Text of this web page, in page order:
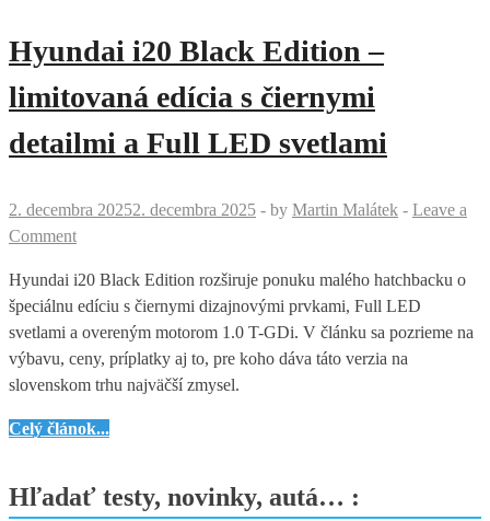
Hyundai i20 Black Edition –
limitovaná edícia s čiernymi
detailmi a Full LED svetlami
2. decembra 20252. decembra 2025 - by Martin Malátek - Leave a
Comment
Hyundai i20 Black Edition rozširuje ponuku malého hatchbacku o
špeciálnu edíciu s čiernymi dizajnovými prvkami, Full LED
svetlami a overeným motorom 1.0 T-GDi. V článku sa pozrieme na
výbavu, ceny, príplatky aj to, pre koho dáva táto verzia na
slovenskom trhu najväčší zmysel.
Hyundai
Edition
Celý článok...
Hľadať testy, novinky, autá… :